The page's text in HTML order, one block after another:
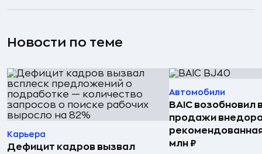
Новости по теме
Карьера
Дефицит кадров вызвал
Автомобили
BAIC возобновил
продажи
млн ₽